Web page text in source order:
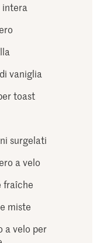
intera
vaniglia
toast
surgelati
a velo
fraîche
miste
a velo per